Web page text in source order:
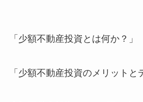
「少額不動産投資とは何か？」
「少額不動産投資のメリットと